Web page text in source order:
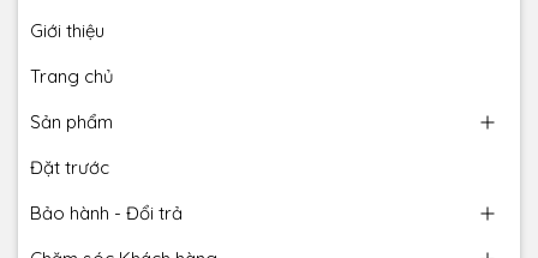
Giới thiệu
Trang chủ
Sản phẩm
Đặt trước
Bảo hành - Đổi trả